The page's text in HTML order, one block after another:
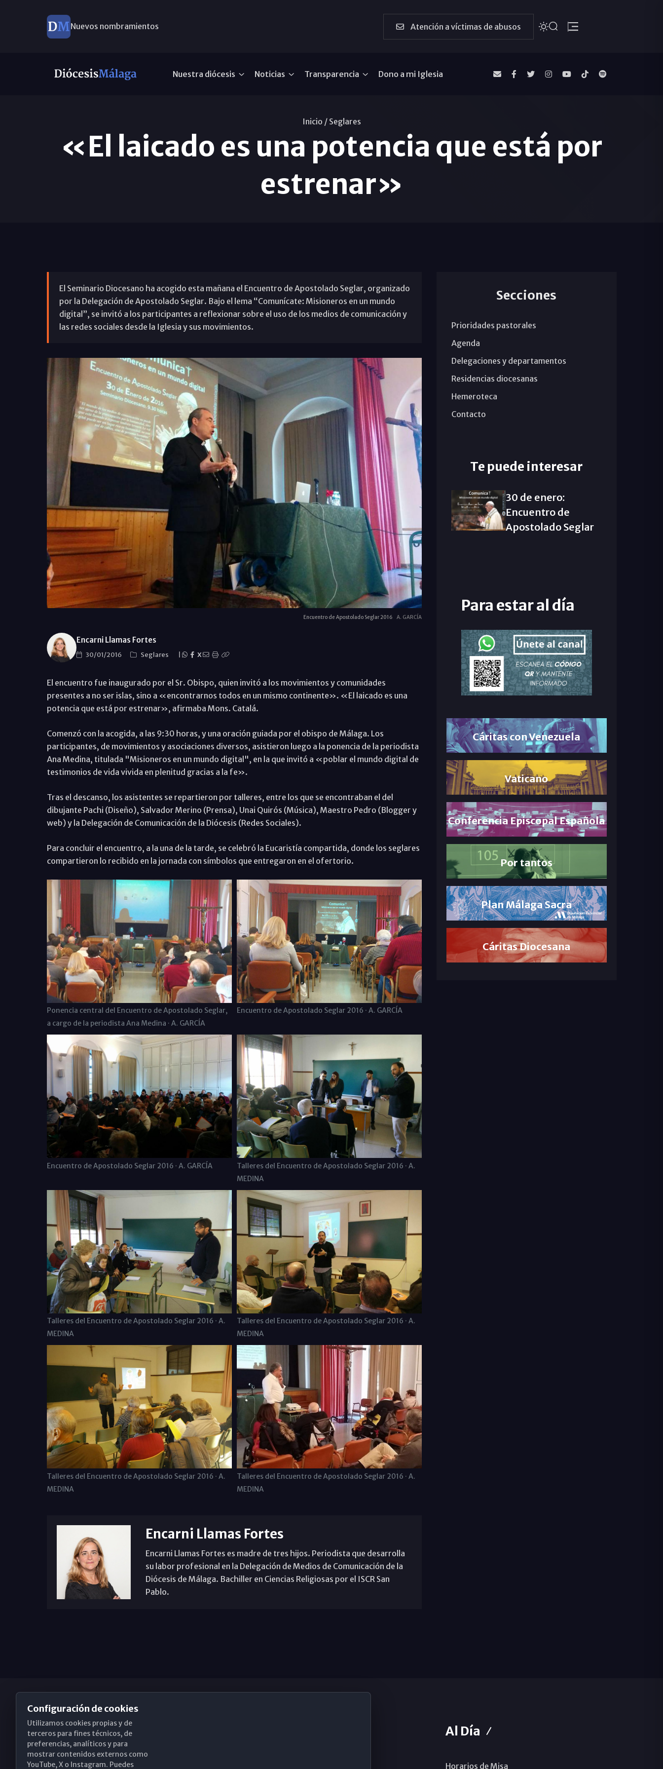
Nuevos nombramientos Atención a víctimas de abusos
Nuestra diócesis Noticias Transparencia Dono a mi Iglesia
Inicio / Seglares
«El laicado es una potencia que está por
estrenar»
El Seminario Diocesano ha acogido esta mañana el Encuentro de Apostolado Seglar, organizado
por la Delegación de Apostolado Seglar. Bajo el lema “Comunícate: Misioneros en un mundo
digital”, se invitó a los participantes a reflexionar sobre el uso de los medios de comunicación y
las redes sociales desde la Iglesia y sus movimientos.
Encuentro de Apostolado Seglar 2016 A. GARCÍA
Encarni Llamas Fortes
30/01/2016 Seglares X
El encuentro fue inaugurado por el Sr. Obispo, quien invitó a los movimientos y comunidades
presentes a no ser islas, sino a «encontrarnos todos en un mismo continente». «El laicado es una
potencia que está por estrenar», afirmaba Mons. Catalá.
Comenzó con la acogida, a las 9:30 horas, y una oración guiada por el obispo de Málaga. Los
participantes, de movimientos y asociaciones diversos, asistieron luego a la ponencia de la periodista
Ana Medina, titulada "Misioneros en un mundo digital", en la que invitó a «poblar el mundo digital de
testimonios de vida vivida en plenitud gracias a la fe».
Tras el descanso, los asistentes se repartieron por talleres, entre los que se encontraban el del
dibujante Pachi (Diseño), Salvador Merino (Prensa), Unai Quirós (Música), Maestro Pedro (Blogger y
web) y la Delegación de Comunicación de la Diócesis (Redes Sociales).
Para concluir el encuentro, a la una de la tarde, se celebró la Eucaristía compartida, donde los seglares
compartieron lo recibido en la jornada con símbolos que entregaron en el ofertorio.
Ponencia central del Encuentro de Apostolado Seglar,
a cargo de la periodista Ana Medina · A. GARCÍA
Encuentro de Apostolado Seglar 2016 · A. GARCÍA
Encuentro de Apostolado Seglar 2016 · A. GARCÍA
Talleres del Encuentro de Apostolado Seglar 2016 · A.
MEDINA
Talleres del Encuentro de Apostolado Seglar 2016 · A.
MEDINA
Talleres del Encuentro de Apostolado Seglar 2016 · A.
MEDINA
Talleres del Encuentro de Apostolado Seglar 2016 · A.
MEDINA
Talleres del Encuentro de Apostolado Seglar 2016 · A.
MEDINA
Encarni Llamas Fortes
Encarni Llamas Fortes es madre de tres hijos. Periodista que desarrolla
su labor profesional en la Delegación de Medios de Comunicación de la
Diócesis de Málaga. Bachiller en Ciencias Religiosas por el ISCR San
Pablo.
Secciones
Prioridades pastorales
Agenda
Delegaciones y departamentos
Residencias diocesanas
Hemeroteca
Contacto
Te puede interesar
30 de enero:
Encuentro de
Apostolado Seglar
Para estar al día
Cáritas con Venezuela
Vaticano
Conferencia Episcopal Española
Por tantos
Plan Málaga Sacra
Cáritas Diocesana
Obispado de Málaga
Santa María, 18-20. 29015 Málaga
Al Día
Horarios de Misa
Configuración de cookies
Utilizamos cookies propias y de
terceros para fines técnicos, de
preferencias, analíticos y para
mostrar contenidos externos como
YouTube, X o Instagram. Puedes